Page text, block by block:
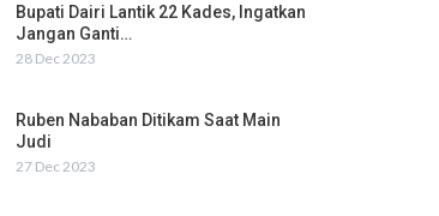
Bupati Dairi Lantik 22 Kades, Ingatkan
Jangan Ganti…
28 Dec 2023
Ruben Nababan Ditikam Saat Main
Judi
27 Dec 2023